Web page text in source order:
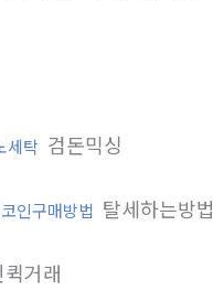
세탁 검돈믹싱
인구매방법 탈세하는방법
거래